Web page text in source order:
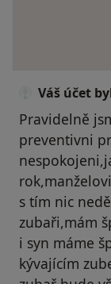
Váš účet
Pravidelně
preventivni
s tím nic
zubaři,mám
i syn máme
kývajícím